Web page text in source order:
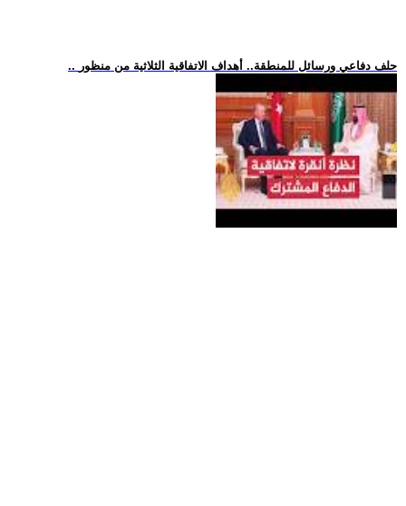
.. حلف دفاعي ورسائل للمنطقة.. أهداف الاتفاقية الثلاثية من منظور